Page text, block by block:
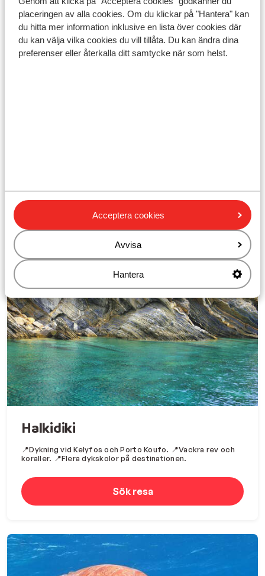
placeringen av alla cookies. Om du klickar på "Hantera" kan
du hitta mer information inklusive en lista över cookies där
du kan välja vilka cookies du vill tillåta. Du kan ändra dina
preferenser eller återkalla ditt samtycke när som helst.
Acceptera cookies
Avvisa
Hantera
magnifikt skeppsvrak. 📍Husrevet: perfekt för nybörjare.
Sök resa
Halkidiki
📍Dykning vid Kelyfos och Porto Koufo. 📍Vackra rev och
koraller. 📍Flera dykskolor på destinationen.
Sök resa